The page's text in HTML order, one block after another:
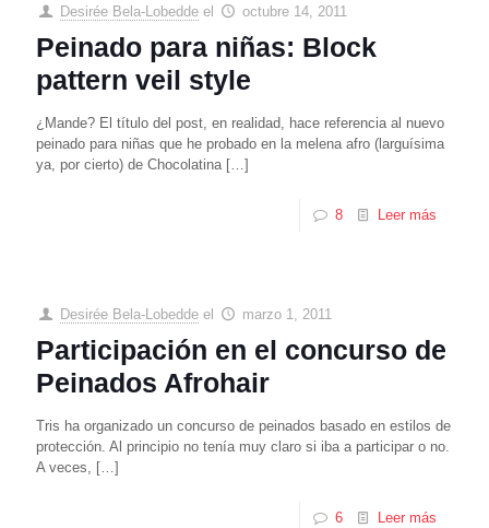
Desirée Bela-Lobedde el octubre 14, 2011
Peinado para niñas: Block
pattern veil style
¿Mande? El título del post, en realidad, hace referencia al nuevo
peinado para niñas que he probado en la melena afro (larguísima
ya, por cierto) de Chocolatina[…]
8 Leer más
Desirée Bela-Lobedde el marzo 1, 2011
Participación en el concurso de
Peinados Afrohair
Tris ha organizado un concurso de peinados basado en estilos de
protección. Al principio no tenía muy claro si iba a participar o no.
A veces, […]
6 Leer más